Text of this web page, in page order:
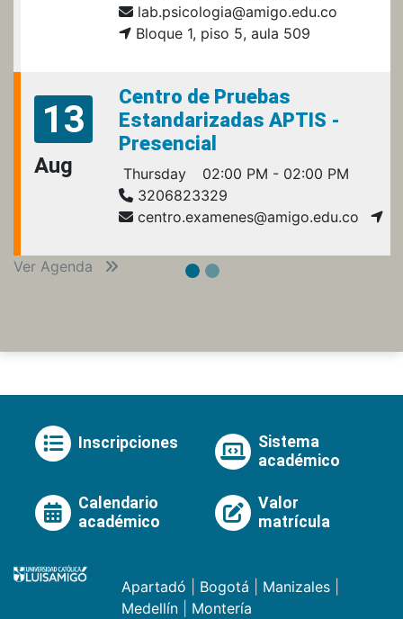
lab.psicologia@amigo.edu.co
Bloque 1, piso 5, aula 509
13
Aug
Centro de Pruebas
Estandarizadas APTIS -
Presencial
Thursday
02:00 PM - 02:00 PM
3206823329
centro.examenes@amigo.edu.co
Ver Agenda
Inscripciones
Sistema
académico
Calendario
académico
Valor
matrícula
Apartadó Bogotá Manizales
Medellín
Montería